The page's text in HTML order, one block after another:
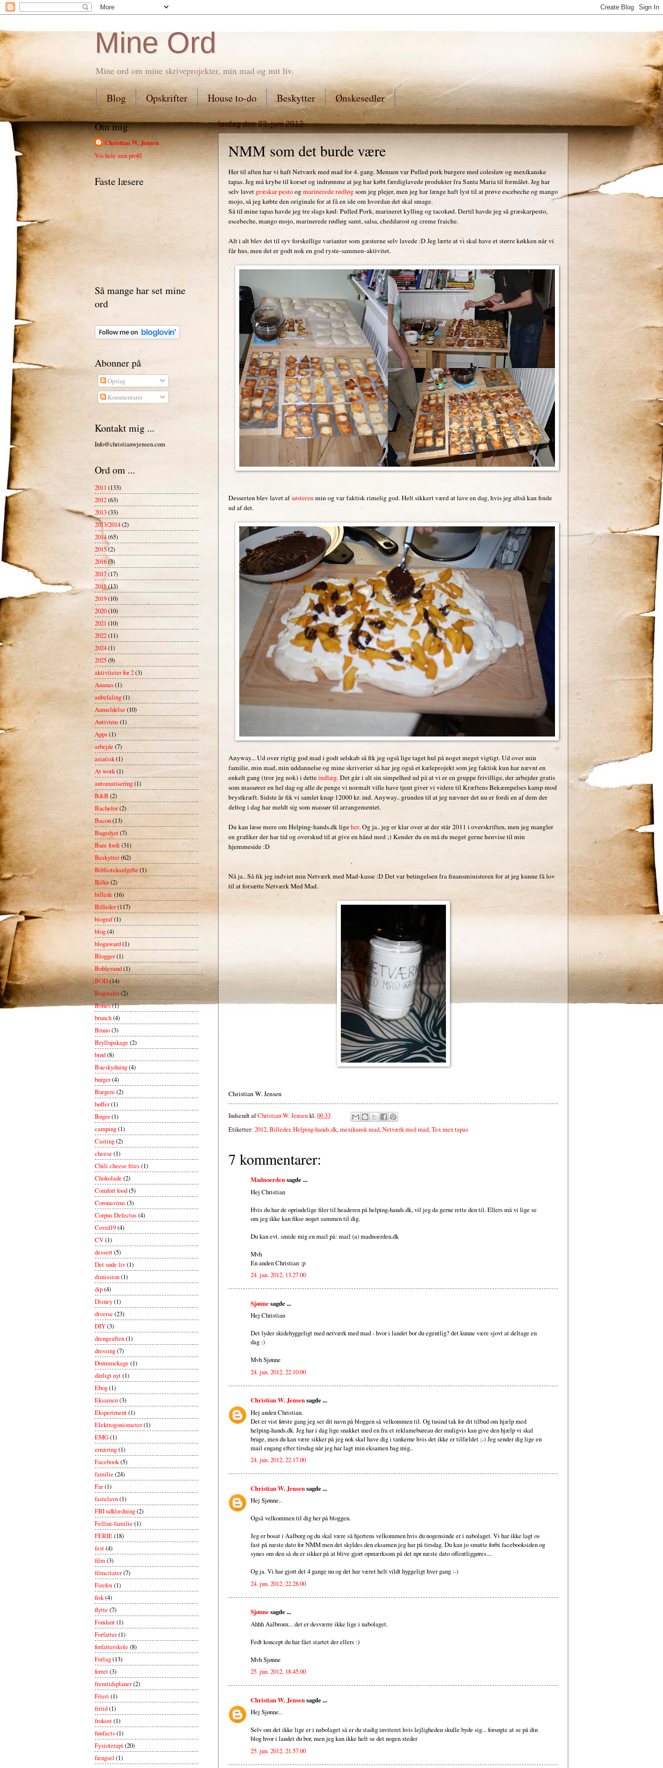
Mine Ord
Mine ord om mine skriveprojekter, min mad og mit liv.
Blog Opskrifter House to-do Beskytter Ønskesedler
lørdag den 23. juni 2012
NMM som det burde være
Her til aften har vi haft Netværk med mad for 4. gang. Menuen var Pulled pork burgere med coleslaw og mexikanske
tapas. Jeg må krybe til korset og indrømme at jeg har købt færdiglavede produkter fra Santa Maria til formålet. Jeg har
selv lavet græskar pestoogmarinerede rødløgsom jeg plejer, men jeg har længe haft lyst til at prøve escebeche og mango
mojo, så jeg købte den originale for at få en ide om hvordan det skal smage.
Så til mine tapas havde jeg tre slags kød: Pulled Pork, marineret kylling og tacokød. Dertil havde jeg så græskarpesto,
escebeche, mango mojo, marinerede rødløg samt, salsa, cheddarost og creme fraiche.
Alt i alt blev det til syv forskellige varianter som gæsterne selv lavede :D Jeg lærte at vi skal have et større køkken når vi
får hus, men det er godt nok en god ryste-sammen-aktivitet.
Desserten blev lavet afsøsterenmin og var faktisk rimelig god. Helt sikkert værd at lave en dag, hvis jeg altså kan finde
ud af det.
Anyway... Ud over rigtig god mad i godt selskab så fik jeg også lige taget hul på noget meget vigtigt. Ud over min
familie, min mad, min uddannelse og mine skriverier så har jeg også et kæleprojekt som jeg faktisk kun har nævnt en
enkelt gang (tror jeg nok) i detteindlæg.Det går i alt sin simpelhed ud på at vi er en gruppe frivillige, der arbejder gratis
som massører en hel dag og alle de penge vi normalt ville have tjent giver vi videre til Kræftens Bekæmpelses kamp mod
brystkræft. Sidste år fik vi samlet knap 12000 kr. ind. Anyway.. grunden til at jeg nævner det nu er fordi en af dem der
deltog i dag har meldt sig som massør til arrangementet.
Du kan læse mere om Helping-hands.dk ligeher. Og ja.. jeg er klar over at der står 2011 i overskriften, men jeg mangler
en grafiker der har tid og overskud til at give en hånd med ;) Kender du en må du meget gerne henvise til min
hjemmeside :D
Nå ja.. Så fik jeg indviet min Netværk med Mad-kasse :D Det var betingelsen fra finansministeren for at jeg kunne få lov
til at forsætte Netværk Med Mad.
Christian W. Jensen
Indsendt afChristian W. Jensenkl.00.33
Etiketter: 2012,Billeder,Helping-hands.dk,mexikansk mad,Netværk med mad,Tex mex tapas
7 kommentarer:
Madnoerdensagde ...
Hej Christian
Hvis du har de oprindelige filer til headeren på helping-hands.dk, vil jeg da gerne rette den til. Ellers må vi lige se
om jeg ikke kan fikse noget sammen til dig.
Du kan evt. smide mig en mail på: mail (a) madnoerden.dk
Mvh
En anden Christian :p
24. jun. 2012, 13.27.00
Sjønnesagde ...
Hej Christian
Det lyder skidehyggeligt med netværk med mad - hvor i landet bor du egentlig? det kunne være sjovt at deltage en
dag :)
Mvh Sjønne
24. jun. 2012, 22.10.00
Christian W. Jensensagde ...
Hej anden Christian.
Det er vist første gang jeg ser dit navn på bloggen så velkommen til. Og tusind tak for dit tilbud om hjælp med
helping-hands.dk. Jeg har i dag lige snakket med en fra et reklamebureau der muligvis kan give den hjælp vi skal
bruge, men du kan være sikker på jeg nok skal have dig i tankerne hvis det ikke er tilfældet ;-) Jeg sender dig lige en
mail engang efter tirsdag når jeg har lagt min eksamen bag mig..
24. jun. 2012, 22.17.00
Christian W. Jensensagde ...
Hej Sjønne..
Også velkommen til dig her på bloggen.
Jeg er bosat i Aalborg og du skal være så hjertens velkommen hvis du nogensinde er i nabolaget. Vi har ikke lagt os
fast på næste dato for NMM men det skyldes den eksamen jeg har på tirsdag. Du kan jo smutte forbi facebooksiden og
synes om den så du er sikker på at blive gjort opmærksom på det npr næste dato offentliggøres....
Og ja. Vi har gjort det 4 gange nu og det har været helt vildt hyggeligt hver gang :-)
24. jun. 2012, 22.28.00
Sjønnesagde ...
Ahhh Aalbronx... det er desværre ikke lige i nabolaget.
Fedt koncept du har fået startet der ellers :)
Mvh Sjønne
25. jun. 2012, 18.45.00
Christian W. Jensensagde ...
Hej Sjønne..
Selv om det ikke lige er i nabolaget så er du stadig inviteret hvis lejligheden skulle byde sig... forsøgte at se på din
blog hvor i landet du bor, men jeg kan ikke helt se det nogen steder
25. jun. 2012, 21.57.00
Om mig
Christian W. Jensen
Vis hele min profil
Faste læsere
Så mange har set mine
ord
Abonner på
Opslag
Kommentarer
Kontakt mig ...
Info@christianwjensen.com
Ord om ...
2011 (133)
2012(63)
2013(33)
2013/2014(2)
2014(65)
2015(2)
2016(3)
2017(17)
2018(13)
2019(10)
2020(10)
2021 (10)
2022(11)
2024(1)
2025(9)
aktiviteter for 2(3)
Ananas(1)
anbefaling(1)
Anmeldelse(10)
Antivirus(1)
Apps(1)
arbejde(7)
asiatisk(1)
At work(1)
automatisering(1)
B&B (2)
Bachelor(2)
Bacon(13)
Bagedyst(7)
Bare fordi (31)
Beskytter(62)
Biblioteksafgifte(1)
Bilka(2)
billede (16)
Billeder(117)
biograf(1)
blog(4)
blogaward(1)
Blogger(1)
Boblevand(1)
BOD(14)
Bogstafet(2)
Bones(1)
brunch(4)
Bruno(3)
Bryllupskage(2)
brød(8)
Bueskydning(4)
burger(4)
Burgere(2)
bøffer(1)
Bøger(1)
camping(1)
Casting(2)
cheese(1)
Chili cheese fries(1)
Chokolade(2)
Comfort food(5)
Coronavirus(3)
Corpus Defectus(4)
Covid19(4)
CV(1)
dessert(5)
Det søde liv(1)
dimission(1)
dip(4)
Disney(1)
diverse(23)
DIY(3)
drengeaften(1)
dressing(7)
Drømmekage(1)
dårligt nyt(1)
Ebog(1)
Eksamen(3)
Eksperiment(1)
Elektrogoniometer(1)
EMG(1)
ernæring(1)
Facebook(5)
familie(24)
Far(1)
fastelavn(1)
FBI udklædning(2)
Fellini-familie(1)
FERIE(18)
fest(4)
film(3)
filmcitater(7)
Firefox(1)
fisk(4)
flytte(7)
Fondant(1)
Forfatter(1)
forfatterskole(8)
Forlag(13)
forret(3)
fremtidsplaner(2)
Frieri (1)
fritid(1)
frokost(1)
funfacts(1)
Fysioterapi (20)
fængsel (1)